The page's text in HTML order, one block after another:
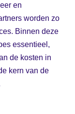
en
worden zo
Binnen deze
essentieel,
de kosten in
kern van de